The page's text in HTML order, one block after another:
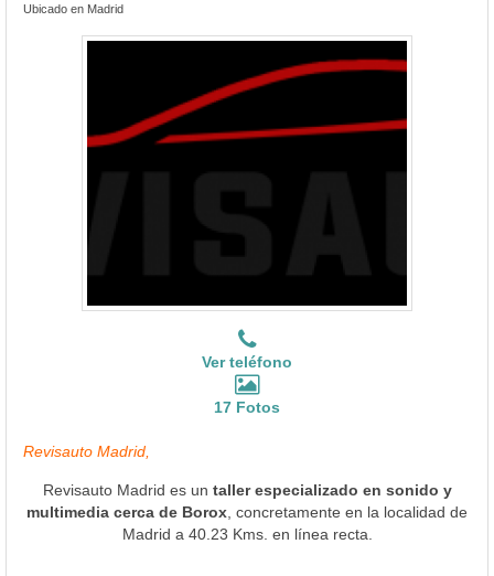
Ubicado en Madrid
Ver teléfono
17 Fotos
Revisauto Madrid,
Revisauto Madrid es un taller especializado en sonido y
multimedia cerca de Borox , concretamente en la localidad de
Madrid a 40.23 Kms. en línea recta.